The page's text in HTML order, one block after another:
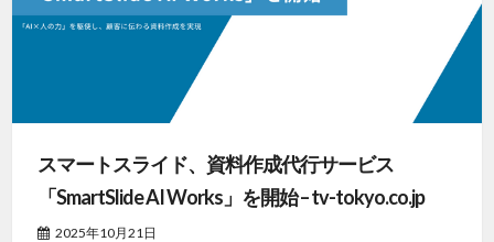
スマートスライド、資料作成代行サービス
「SmartSlide AI Works」を開始 – tv-tokyo.co.jp
2025年10月21日